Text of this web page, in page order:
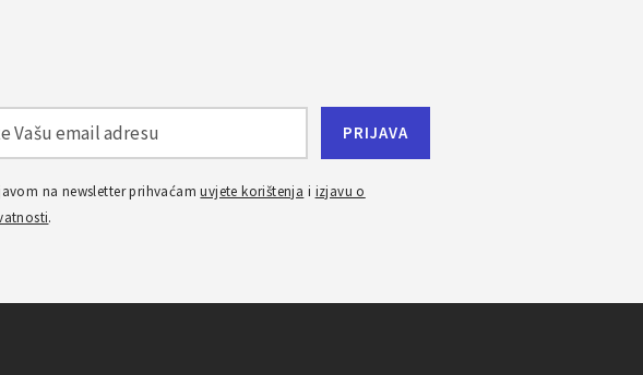
na newsletter prihvaćamuvjete korištenja i izjavu o
.